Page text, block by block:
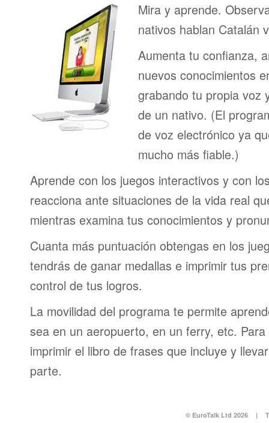
Mira y aprende.
nativos hablan Catalán
Aumenta tu confianza,
nuevos conocimientos
grabando tu propia voz
de un nativo. (El
de voz electrónico ya
mucho más fiable.)
Aprende con los juegos interactivos y con
reacciona ante situaciones de la vida real
mientras examina tus conocimientos y
Cuanta más puntuación obtengas en los
tendrás de ganar medallas e imprimir tus
control de tus logros.
La movilidad del programa te permite
sea en un aeropuerto, en un ferry, etc.
imprimir el libro de frases que incluye y
parte.
© EuroTalk Ltd 2026 |